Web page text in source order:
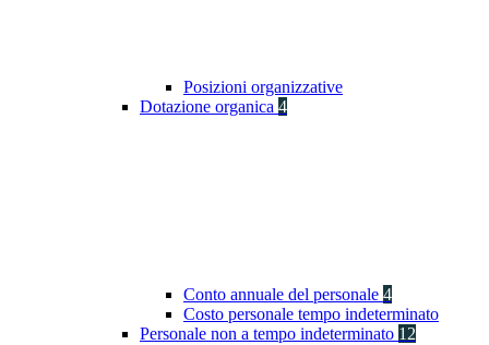
Posizioni organizzative
Dotazione organica 4
Conto annuale del personale 4
Costo personale tempo indeterminato
Personale non a tempo indeterminato 12